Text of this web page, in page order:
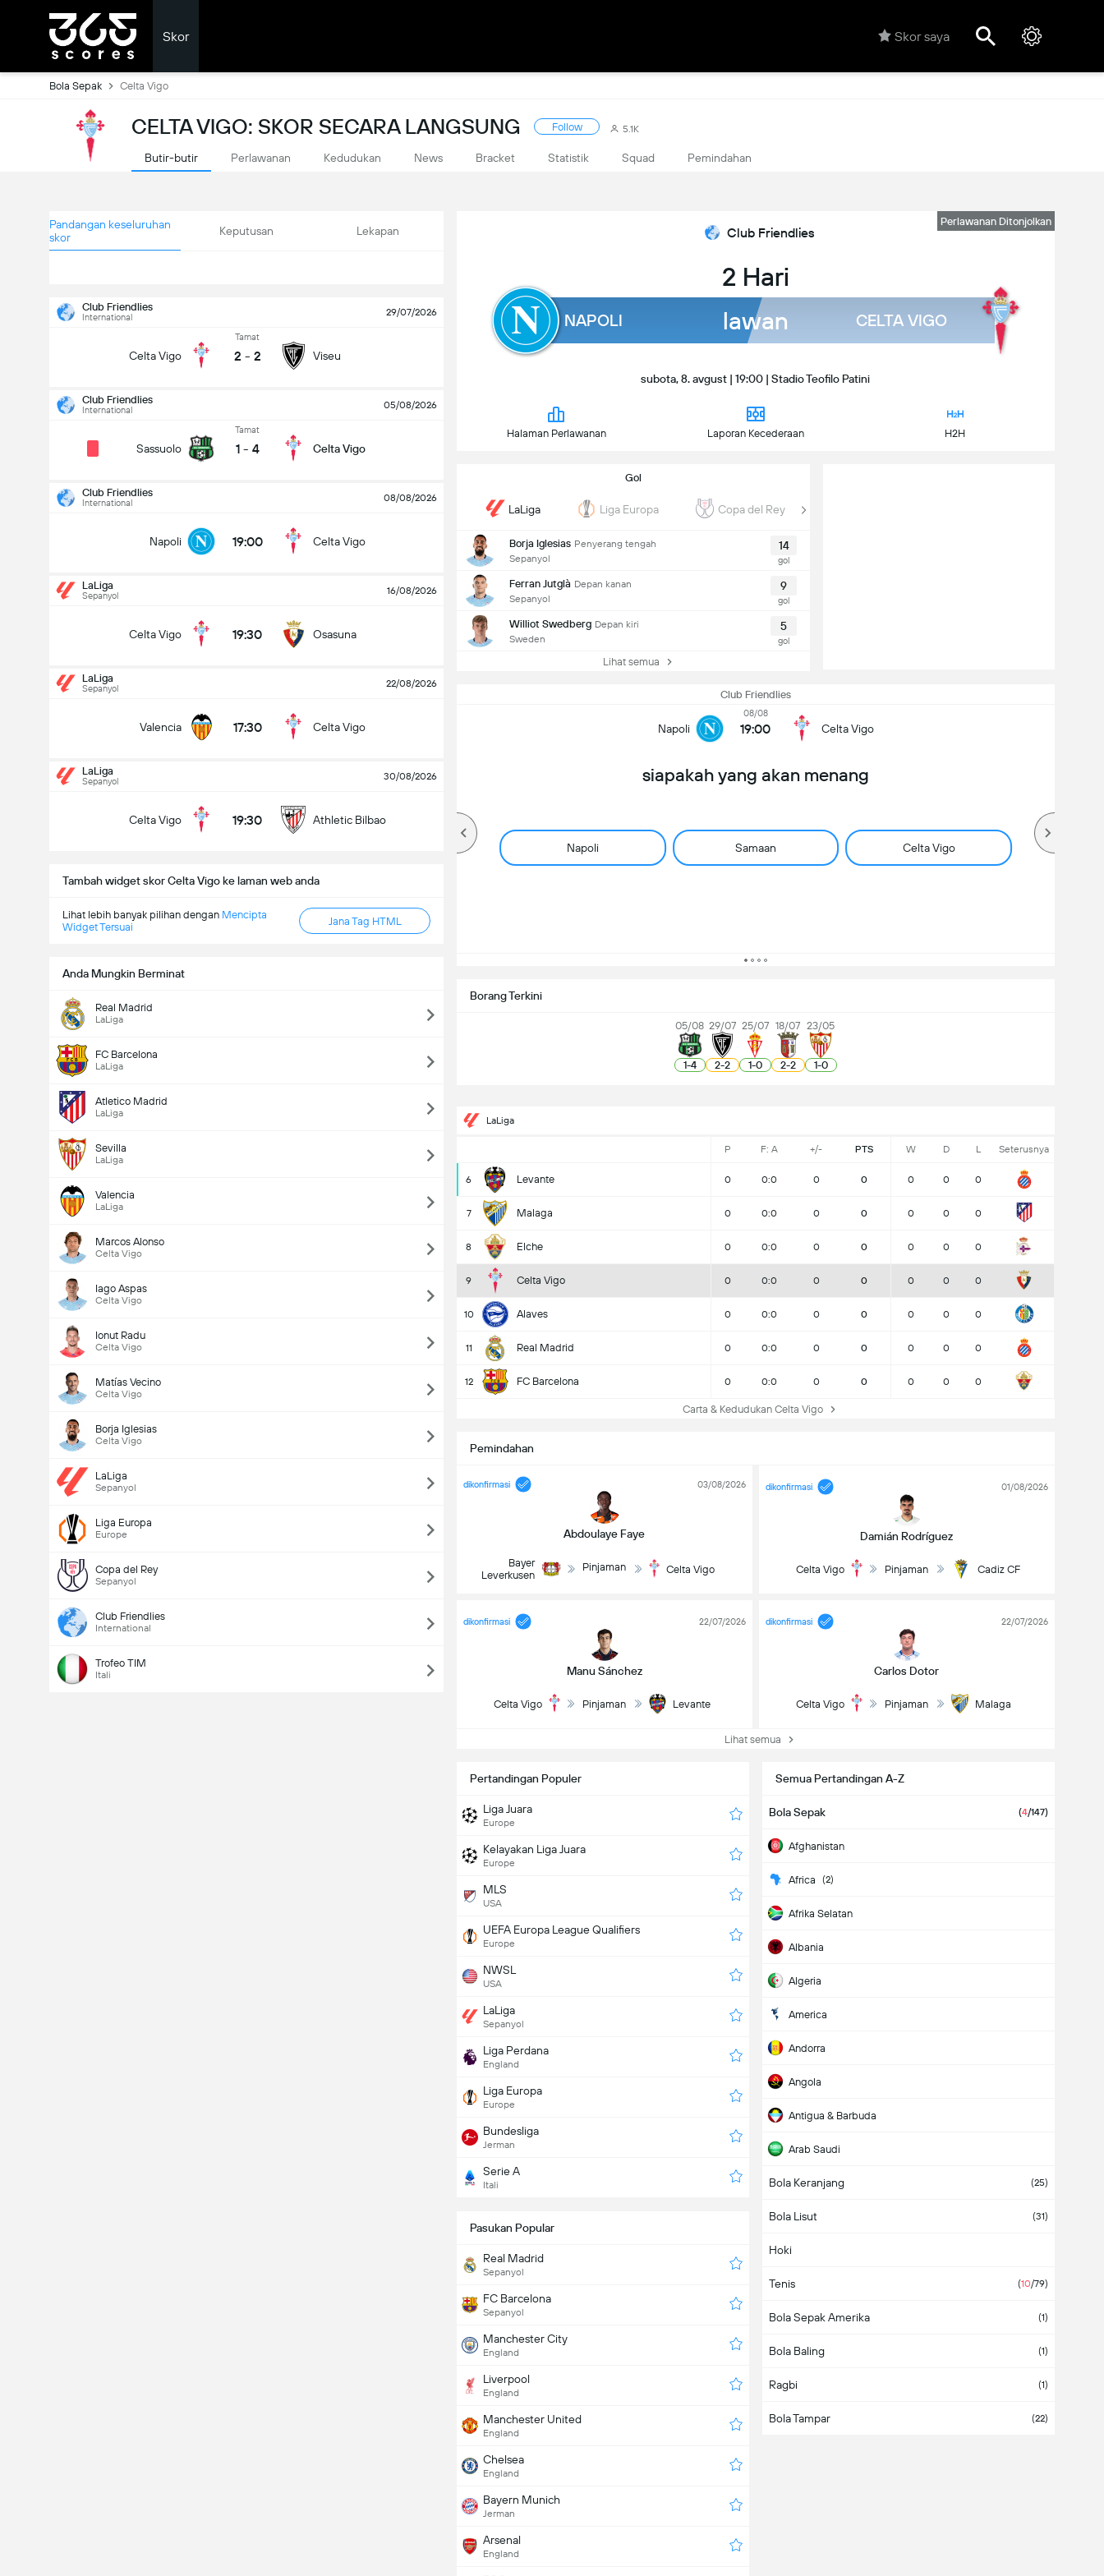
Skor Skor saya
Bola Sepak Celta Vigo
CELTA VIGO: SKOR SECARA LANGSUNG Follow 5.1K
Butir-butir Perlawanan Kedudukan News Bracket Statistik Squad Pemindahan
Pandangan keseluruhan
skor
Keputusan Lekapan
Club Friendlies
International 29/07/2026
Celta Vigo
Tamat
2 - 2 Viseu
Club Friendlies
International 05/08/2026
Sassuolo
Tamat
1 - 4 Celta Vigo
Club Friendlies
International 08/08/2026
Napoli 19:00 Celta Vigo
LaLiga
Sepanyol 16/08/2026
Celta Vigo 19:30 Osasuna
LaLiga
Sepanyol 22/08/2026
Valencia 17:30 Celta Vigo
LaLiga
Sepanyol 30/08/2026
Celta Vigo 19:30 Athletic Bilbao
Tambah widget skor Celta Vigo ke laman web anda
Lihat lebih banyak pilihan dengan Mencipta
Widget Tersuai
Jana Tag HTML
Anda Mungkin Berminat
Real Madrid
LaLiga
FC Barcelona
LaLiga
Atletico Madrid
LaLiga
Sevilla
LaLiga
Valencia
LaLiga
Marcos Alonso
Celta Vigo
Iago Aspas
Celta Vigo
Ionut Radu
Celta Vigo
Matías Vecino
Celta Vigo
Borja Iglesias
Celta Vigo
LaLiga
Sepanyol
Liga Europa
Europe
Copa del Rey
Sepanyol
Club Friendlies
International
Trofeo TIM
Itali
Perlawanan Ditonjolkan
Club Friendlies
2 Hari
NAPOLI lawan CELTA VIGO
subota, 8. avgust | 19:00 | Stadio Teofilo Patini
Halaman Perlawanan Laporan Kecederaan H2H
Gol
LaLiga Liga Europa Copa del Rey
Borja Iglesias Penyerang tengah
Sepanyol
14
gol
Ferran Jutglà Depan kanan
Sepanyol
9
gol
Williot Swedberg Depan kiri
Sweden
5
gol
Lihat semua
Club Friendlies
Napoli
08/08
19:00 Celta Vigo
siapakah yang akan menang
Napoli Samaan Celta Vigo
19:30 Osasuna
Jumlah gol dalam perlawanan (2.5)
Borang Terkini
05/08
1-4
29/07
2-2
25/07
1-0
18/07
2-2
23/05
1-0
LaLiga
P F: A +/- PTS W D L Seterusnya
6 Levante 0 0:0 0 0 0 0 0
7 Malaga 0 0:0 0 0 0 0 0
8 Elche 0 0:0 0 0 0 0 0
9 Celta Vigo 0 0:0 0 0 0 0 0
10 Alaves 0 0:0 0 0 0 0 0
11 Real Madrid 0 0:0 0 0 0 0 0
12 FC Barcelona 0 0:0 0 0 0 0 0
Carta & Kedudukan Celta Vigo
Pemindahan
dikonfirmasi
Abdoulaye Faye
03/08/2026
Bayer
Leverkusen
Pinjaman Celta Vigo
dikonfirmasi
Damián Rodríguez
01/08/2026
Celta Vigo Pinjaman Cadiz CF
dikonfirmasi
Manu Sánchez
22/07/2026
Celta Vigo Pinjaman Levante
dikonfirmasi
Carlos Dotor
22/07/2026
Celta Vigo Pinjaman Malaga
Lihat semua
Pertandingan Populer
Liga Juara
Europe
Kelayakan Liga Juara
Europe
MLS
USA
UEFA Europa League Qualifiers
Europe
NWSL
USA
LaLiga
Sepanyol
Liga Perdana
England
Liga Europa
Europe
Bundesliga
Jerman
Serie A
Itali
Semua Pertandingan A-Z
Bola Sepak (4/147)
Afghanistan
Africa (2)
Afrika Selatan
Albania
Algeria
America
Andorra
Angola
Antigua & Barbuda
Arab Saudi
Argentina (7)
Armenia
Aruba
Asia
Australia
Austria
Azerbaijan
Bahamas
Bola Keranjang (25)
Bola Lisut (31)
Hoki
Tenis (10/79)
Bola Sepak Amerika (1)
Bola Baling (1)
Ragbi (1)
Bola Tampar (22)
Pasukan Popular
Real Madrid
Sepanyol
FC Barcelona
Sepanyol
Manchester City
England
Liverpool
England
Manchester United
England
Chelsea
England
Bayern Munich
Jerman
Arsenal
England